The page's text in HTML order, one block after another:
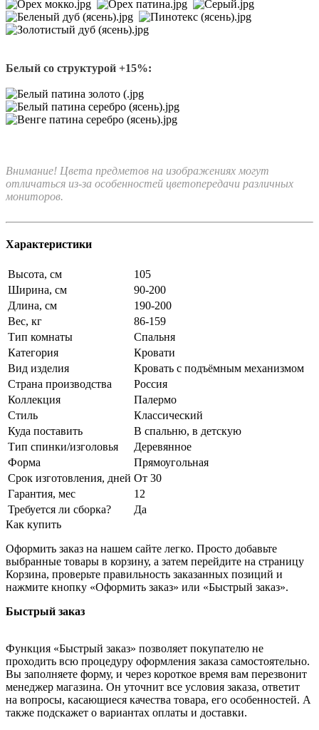
Белый со структурой +15%:
Внимание! Цвета предметов на изображениях могут
отличаться из-за особенностей цветопередачи различных
мониторов.
Характеристики
Высота, см
105
Ширина, см
90-200
Длина, см
190-200
Вес, кг
86-159
Тип комнаты
Спальня
Категория
Кровати
Вид изделия
Кровать с подъёмным механизмом
Страна производства
Россия
Коллекция
Палермо
Стиль
Классический
Куда поставить
В спальню, в детскую
Тип спинки/изголовья
Деревянное
Форма
Прямоугольная
Срок изготовления, дней От 30
Гарантия, мес
12
Требуется ли сборка?
Да
Как купить
Оформить заказ на нашем сайте легко. Просто добавьте
выбранные товары в корзину, а затем перейдите на страницу
Корзина, проверьте правильность заказанных позиций и
нажмите кнопку «Оформить заказ» или «Быстрый заказ».
Быстрый заказ
Функция «Быстрый заказ» позволяет покупателю не
проходить всю процедуру оформления заказа самостоятельно.
Вы заполняете форму, и через короткое время вам перезвонит
менеджер магазина. Он уточнит все условия заказа, ответит
на вопросы, касающиеся качества товара, его особенностей. А
также подскажет о вариантах оплаты и доставки.